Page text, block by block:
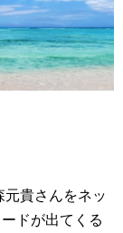
元貴さんをネッ
ドが出てくる